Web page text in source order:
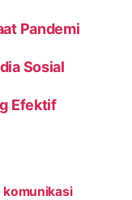
Pandemi
Sosial
Efektif